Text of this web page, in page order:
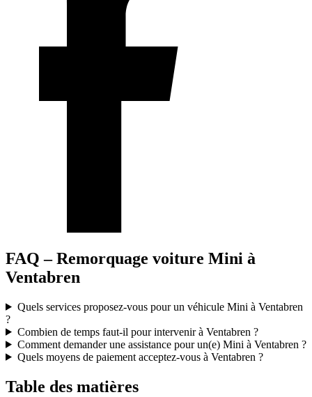
FAQ – Remorquage voiture Mini à
Ventabren
Quels services proposez-vous pour un véhicule Mini à Ventabren
?
Combien de temps faut-il pour intervenir à Ventabren ?
Comment demander une assistance pour un(e) Mini à Ventabren ?
Quels moyens de paiement acceptez-vous à Ventabren ?
Table des matières